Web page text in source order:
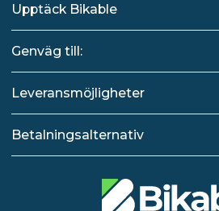
Upptäck Bikable
Genväg till:
Leveransmöjligheter
Betalningsalternativ